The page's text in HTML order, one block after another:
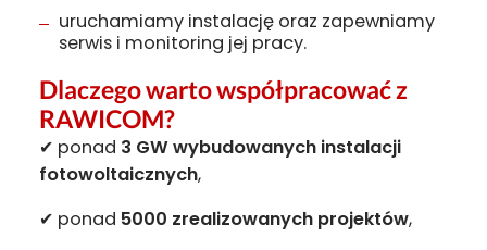
uruchamiamy instalację oraz zapewniamy
serwis i monitoring jej pracy.
Dlaczego warto współpracować z
RAWICOM?
✔ ponad 3 GW wybudowanych instalacji
fotowoltaicznych,
✔ ponad 5000 zrealizowanych projektów,